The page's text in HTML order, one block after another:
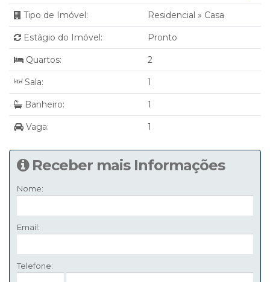
Tipo de Imóvel: Residencial » Casa
Estágio do Imóvel: Pronto
Quartos: 2
Sala: 1
Banheiro: 1
Vaga: 1
Receber mais Informações
Nome:
Email:
Telefone: